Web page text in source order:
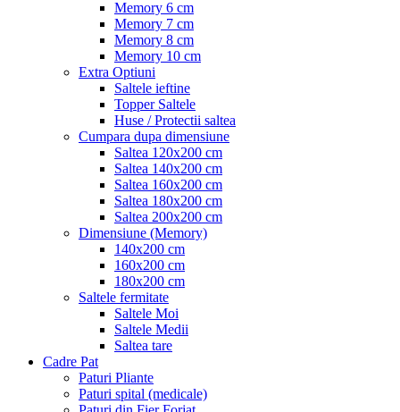
Memory 6 cm
Memory 7 cm
Memory 8 cm
Memory 10 cm
Extra Optiuni
Saltele ieftine
Topper Saltele
Huse / Protectii saltea
Cumpara dupa dimensiune
Saltea 120x200 cm
Saltea 140x200 cm
Saltea 160x200 cm
Saltea 180x200 cm
Saltea 200x200 cm
Dimensiune (Memory)
140x200 cm
160x200 cm
180x200 cm
Saltele fermitate
Saltele Moi
Saltele Medii
Saltea tare
Cadre Pat
Paturi Pliante
Paturi spital (medicale)